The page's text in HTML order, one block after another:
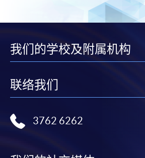
我们的学校及附属机构
联络我们
3762 6262